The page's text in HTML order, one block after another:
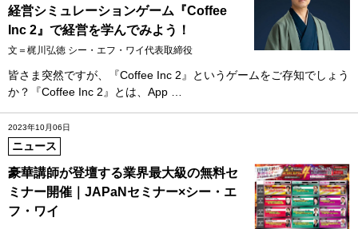
経営シミュレーションゲーム『Coffee
Inc 2』で経営を学んでみよう！
文＝梶川弘徳 シー・エフ・ワイ代表取締役
皆さま突然ですが、『Coffee Inc 2』というゲームをご存知でしょう
か？『Coffee Inc 2』とは、App …
2023年10月06日
ニュース
豪華講師が登壇する業界最大級の無料セ
ミナー開催｜JAPaNセミナー×シー・エ
フ・ワイ